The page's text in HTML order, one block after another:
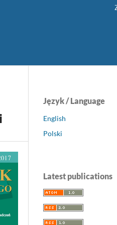
Język / Language
English
Polski
Latest publications